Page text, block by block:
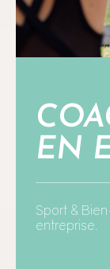
EN
Sport &
entreprise.